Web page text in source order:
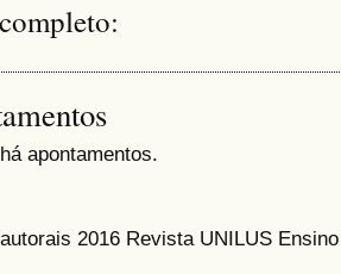
apontamentos.
2016 Revista UNILUS